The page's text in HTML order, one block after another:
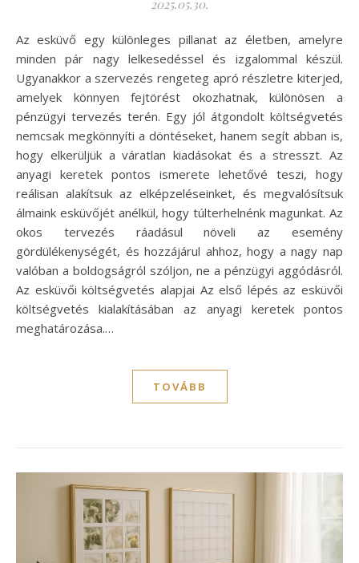
2025.05.30.
Az esküvő egy különleges pillanat az életben, amelyre
minden pár nagy lelkesedéssel és izgalommal készül.
Ugyanakkor a szervezés rengeteg apró részletre kiterjed,
amelyek könnyen fejtörést okozhatnak, különösen a
pénzügyi tervezés terén. Egy jól átgondolt költségvetés
nemcsak megkönnyíti a döntéseket, hanem segít abban is,
hogy elkerüljük a váratlan kiadásokat és a stresszt. Az
anyagi keretek pontos ismerete lehetővé teszi, hogy
reálisan alakítsuk az elképzeléseinket, és megvalósítsuk
álmaink esküvőjét anélkül, hogy túlterhelnénk magunkat. Az
okos tervezés ráadásul növeli az esemény
gördülékenységét, és hozzájárul ahhoz, hogy a nagy nap
valóban a boldogságról szóljon, ne a pénzügyi aggódásról.
Az esküvői költségvetés alapjai Az első lépés az esküvői
költségvetés kialakításában az anyagi keretek pontos
meghatározása.…
TOVÁBB